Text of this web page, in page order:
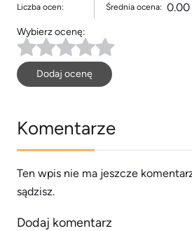
Liczba ocen: Średnia ocena: 0.00
Wybierz ocenę:
Dodaj ocenę
Komentarze
Ten wpis nie ma jeszcze
sądzisz.
Dodaj komentarz